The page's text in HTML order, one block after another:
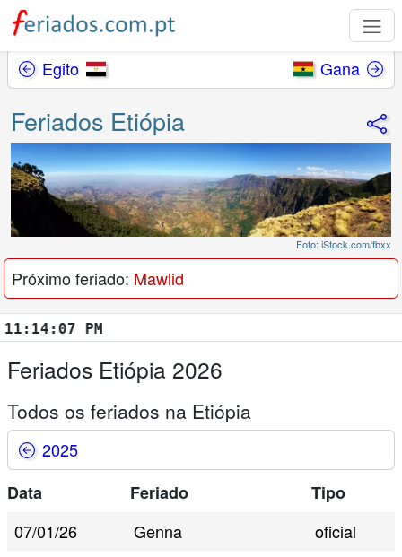
Egito Gana
Feriados Etiópia
Foto: iStock.com/fbxx
Próximo feriado: Mawlid
PM
Feriados Etiópia 2026
Todos os feriados na Etiópia
2025
Data
Feriado
Tipo
07/01/26
Genna
oficial